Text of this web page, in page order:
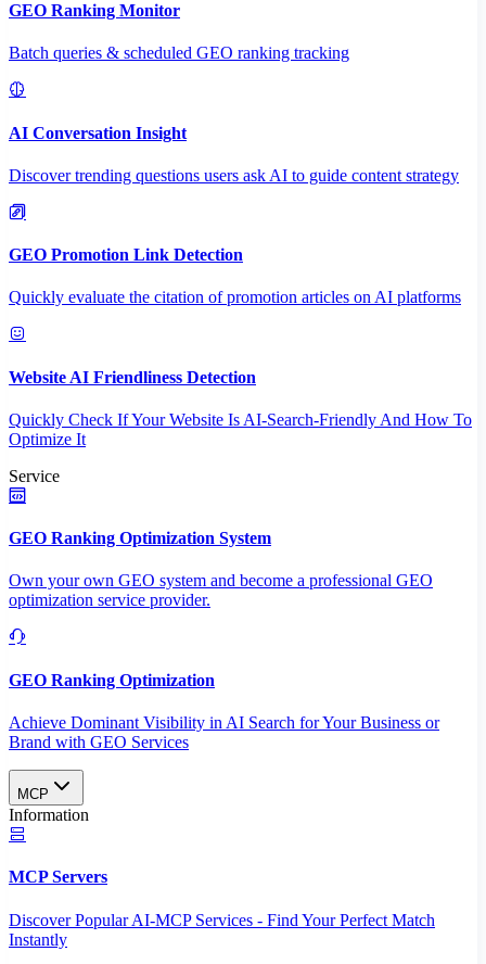
GEO Ranking Monitor
Batch queries & scheduled GEO ranking tracking
AI Conversation Insight
Discover trending questions users ask AI to guide content strategy
GEO Promotion Link Detection
Quickly evaluate the citation of promotion articles on AI platforms
Website AI Friendliness Detection
Quickly Check If Your Website Is AI-Search-Friendly And How To
Optimize It
Service
GEO Ranking Optimization System
Own your own GEO system and become a professional GEO
optimization service provider.
GEO Ranking Optimization
Achieve Dominant Visibility in AI Search for Your Business or
Brand with GEO Services​
MCP
Information
MCP Servers
Discover Popular AI-MCP Services - Find Your Perfect Match
Instantly